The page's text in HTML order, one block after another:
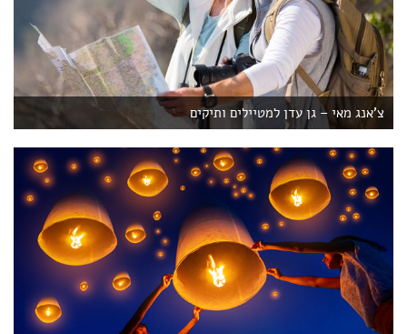
צ'אנג מאי – גן עדן למטיילים ותיקים